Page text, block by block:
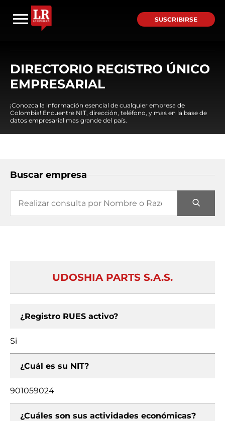
SUSCRIBIRSE
DIRECTORIO REGISTRO ÚNICO
EMPRESARIAL
¡Conozca la información esencial de cualquier empresa de
Colombia! Encuentre NIT, dirección, teléfono, y mas en la base de
datos empresarial mas grande del país.
Buscar empresa
UDOSHIA PARTS S.A.S.
¿Registro RUES activo?
Si
¿Cuál es su NIT?
901059024
¿Cuáles son sus actividades económicas?